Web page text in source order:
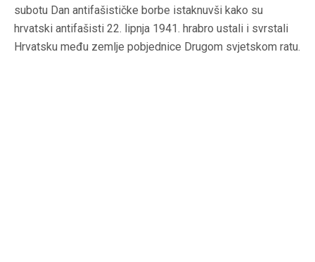
subotu Dan antifašističke borbe istaknuvši kako su
hrvatski antifašisti 22. lipnja 1941. hrabro ustali i svrstali
Hrvatsku među zemlje pobjednice Drugom svjetskom ratu.